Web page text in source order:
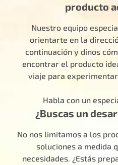
producto
Nuestro equipo
orientarte en la
continuación y dinos
encontrar el producto
viaje para experimentar
Habla con un
¿Buscas un
No nos limitamos a los
soluciones a medida
necesidades. ¿Estás